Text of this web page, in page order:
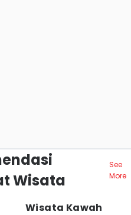
Wisata
See
More
Wisata Kawah